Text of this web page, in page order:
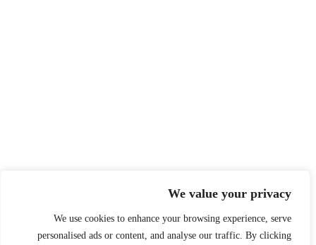
We value your privacy
We use cookies to enhance your browsing experience, serve
personalised ads or content, and analyse our traffic. By clicking